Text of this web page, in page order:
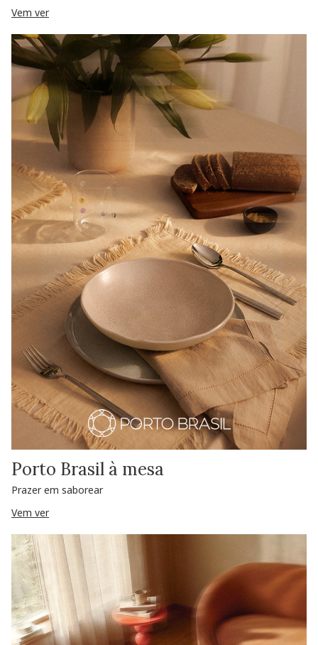
Vem ver
Porto Brasil à mesa
Prazer em saborear
Vem ver